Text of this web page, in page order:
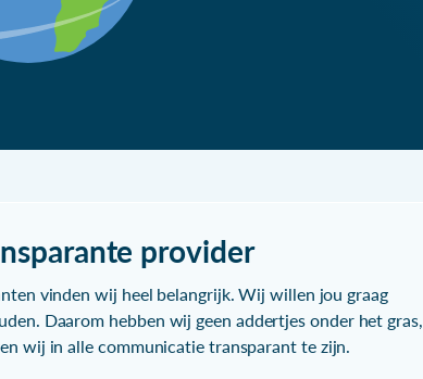
provider
vinden wij heel belangrijk. Wij willen jou graag
Daarom hebben wij geen addertjes onder het gras,
wij in alle communicatie transparant te zijn.